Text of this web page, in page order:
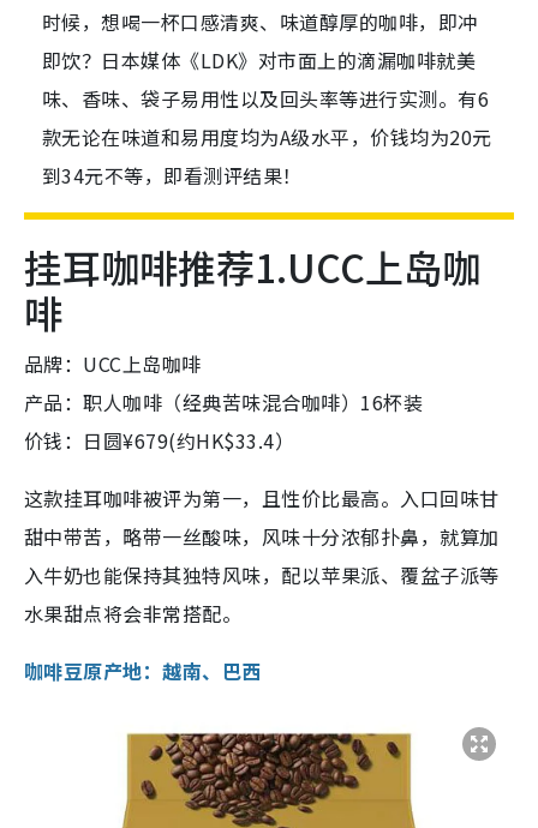
时候，想喝一杯口感清爽、味道醇厚的咖啡，即冲
即饮？日本媒体《LDK》对市面上的滴漏咖啡就美
味、香味、袋子易用性以及回头率等进行实测。有6
款无论在味道和易用度均为A级水平，价钱均为20元
到34元不等，即看测评结果！
挂耳咖啡推荐1.UCC上岛咖
啡
品牌：UCC上岛咖啡
产品：职人咖啡（经典苦味混合咖啡）16杯装
价钱：日圆¥679(约HK$33.4）
这款挂耳咖啡被评为第一，且性价比最高。入口回味甘
甜中带苦，略带一丝酸味，风味十分浓郁扑鼻，就算加
入牛奶也能保持其独特风味，配以苹果派、覆盆子派等
水果甜点将会非常搭配。
咖啡豆原产地：越南、巴西